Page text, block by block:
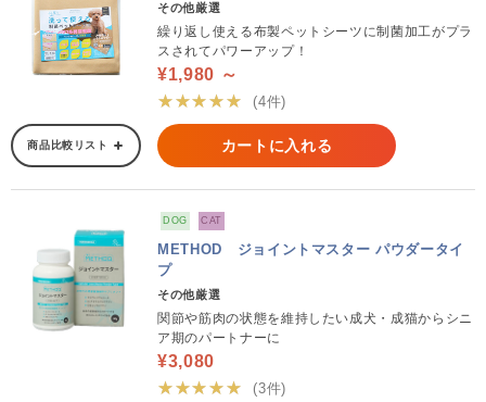
その他厳選
繰り返し使える布製ペットシーツに制菌加工がプラ
スされてパワーアップ！
¥1,980 ～
★★★★★
(4件)
商品比較リスト カートに入れる
DOG CAT
METHOD ジョイントマスター パウダータイ
プ
その他厳選
関節や筋肉の状態を維持したい成犬・成猫からシニ
ア期のパートナーに
¥3,080
★★★★★
(3件)